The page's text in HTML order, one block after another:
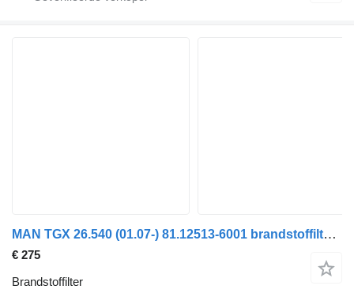
MAN TGX 26.540 (01.07-) 81.12513-6001 brandstoffilter voor MAN TGL, TGM, TGS, TGX (2005-2021) vrachtwagen
€ 275
Brandstoffilter